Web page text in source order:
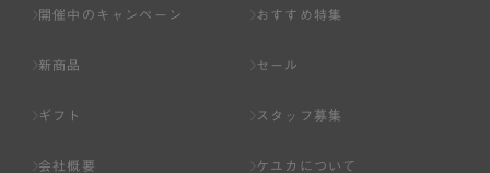
開催中のキャンペーン おすすめ特集
新商品 セール
ギフト スタッフ募集
会社概要 ケユカについて